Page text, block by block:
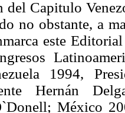
del Capitulo
no obstante, a
este
1994,
Hernán
México